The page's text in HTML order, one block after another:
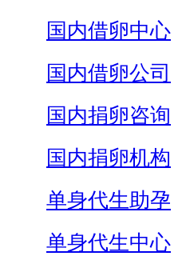
国内借卵中心
国内借卵公司
国内捐卵咨询
国内捐卵机构
单身代生助孕
单身代生中心